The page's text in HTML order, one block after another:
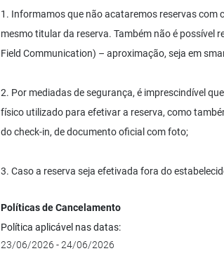
1. Informamos que não acataremos reservas com
mesmo titular da reserva. Também não é possível
Field Communication) – aproximação, seja em
2. Por mediadas de segurança, é imprescindível
físico utilizado para efetivar a reserva, como
do check-in, de documento oficial com foto;
3. Caso a reserva seja efetivada fora do
Políticas de Cancelamento
Política aplicável nas datas:
23/06/2026 - 24/06/2026